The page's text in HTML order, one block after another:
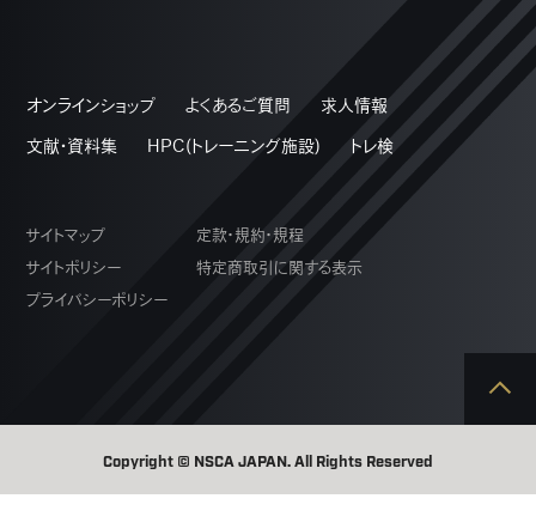
オンラインショップ よくあるご質問 求人情報
文献・資料集 HPC(トレーニング施設) トレ検
サイトマップ
サイトポリシー
プライバシーポリシー
定款・規約・規程
特定商取引に関する表示
Copyright © NSCA JAPAN. All Rights Reserved